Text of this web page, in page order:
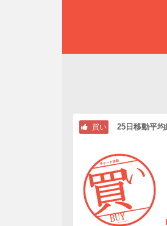
買い 25日移動平